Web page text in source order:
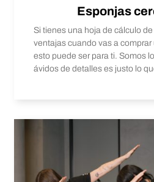
Esponjas
Si tienes una hoja de cálculo
ventajas cuando vas a
esto puede ser para ti. Somos
ávidos de detalles es justo lo